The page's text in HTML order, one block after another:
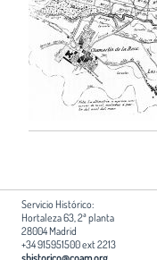
Servicio Histórico:
Hortaleza 63, 2ª planta
28004 Madrid
+34 915951500 ext 2213